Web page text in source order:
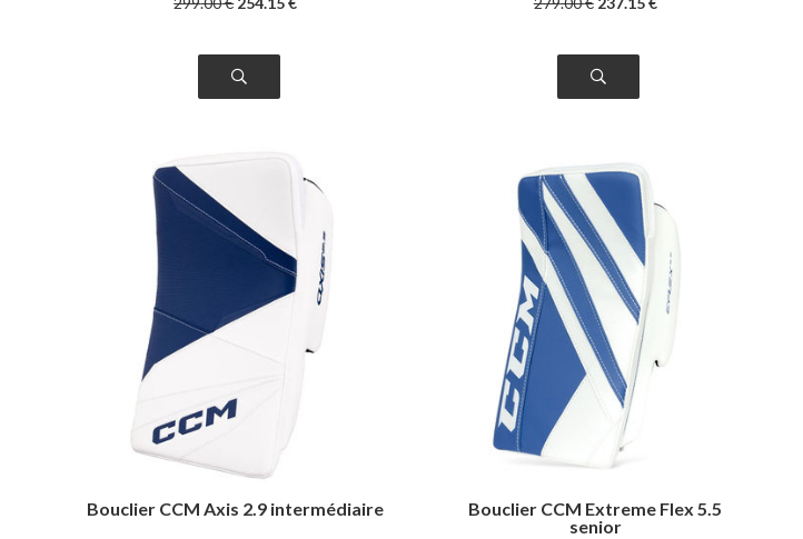
Bouclier CCM Axis 2.9 intermédiaire
Bouclier CCM Extreme Flex 5.5
senior